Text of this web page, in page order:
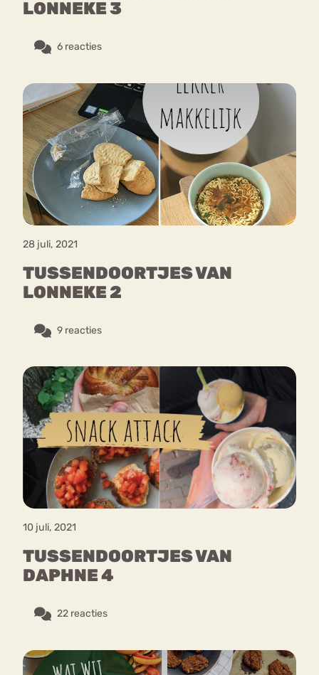
LONNEKE 3
6 reacties
28 juli, 2021
TUSSENDOORTJES VAN
LONNEKE 2
9 reacties
10 juli, 2021
TUSSENDOORTJES VAN
DAPHNE 4
22 reacties
Forum
Bouli
osa
Eetbuien Piekeren Sport
Trauma
Orthorexia
Afvallen